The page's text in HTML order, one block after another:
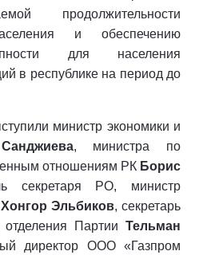
продолжительности
и обеспечению
для населения
в республике на период до
министр экономики и
, министра по
отношениям РК Борис
секретаря РО, министр
Эльбиков, секретарь
отделения Партии Тельман
директор ООО «Газпром